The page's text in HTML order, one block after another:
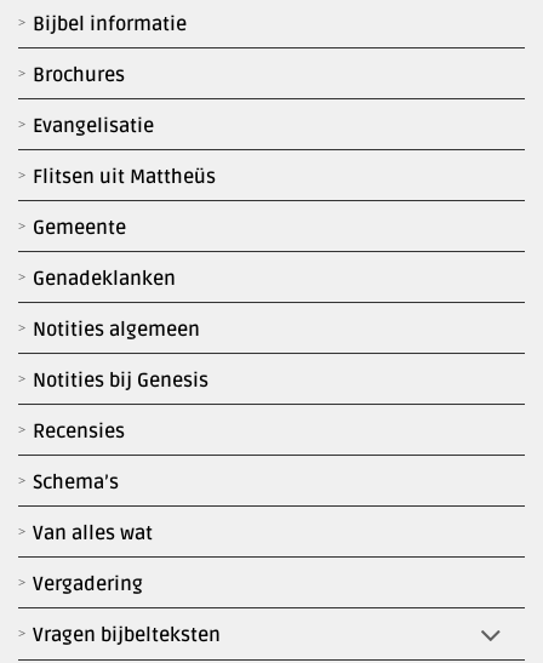
Bijbel informatie
Brochures
Evangelisatie
Flitsen uit Mattheüs
Gemeente
Genadeklanken
Notities algemeen
Notities bij Genesis
Recensies
Schema’s
Van alles wat
Vergadering
Vragen bijbelteksten